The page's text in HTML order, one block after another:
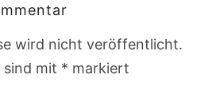
wird nicht veröffentlicht.
sind mit * markiert